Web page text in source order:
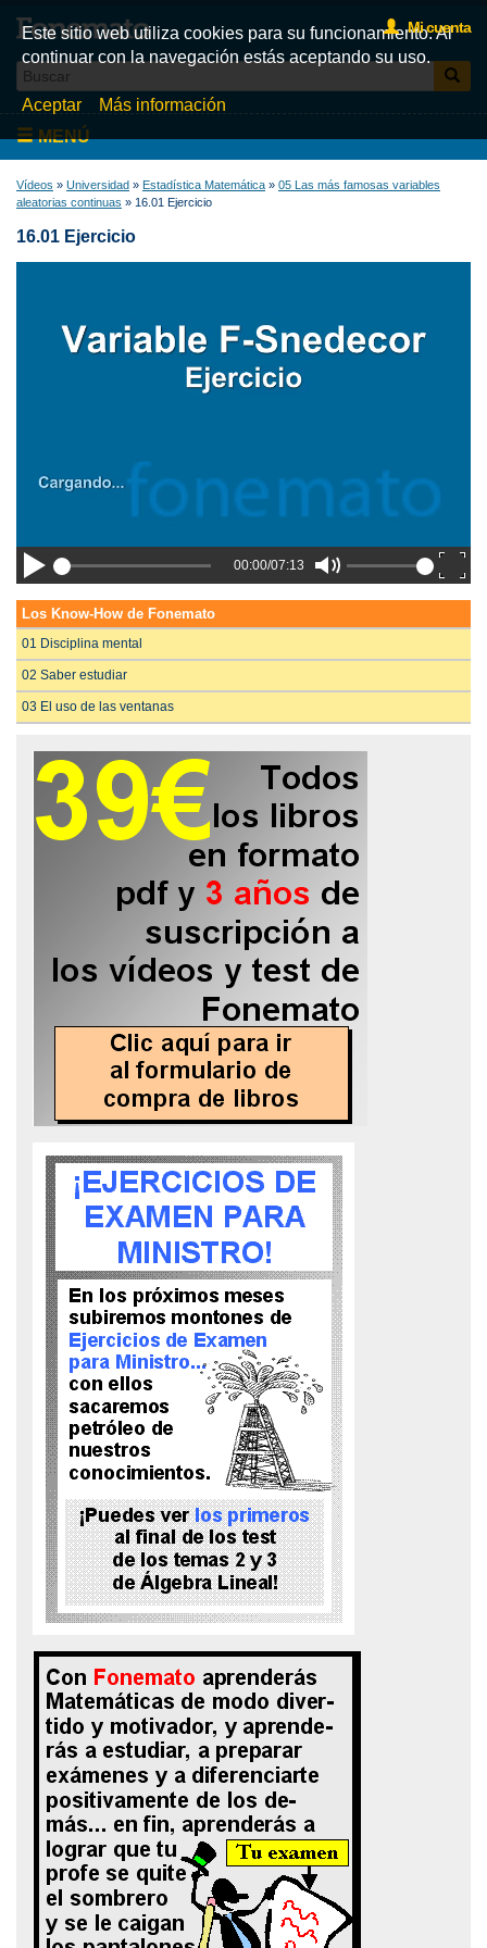
Mi cuenta
Inicio
Fonemato
MENÚ
Vídeos » Universidad » Estadística Matemática » 05 Las más famosas variables
aleatorias continuas » 16.01 Ejercicio
16.01 Ejercicio
00:00/07:13
Los Know-How de Fonemato
01 Disciplina mental
02 Saber estudiar
03 El uso de las ventanas
Este sitio web utiliza cookies para su funcionamiento. Al
continuar con la navegación estás aceptando su uso.
Aceptar Más información